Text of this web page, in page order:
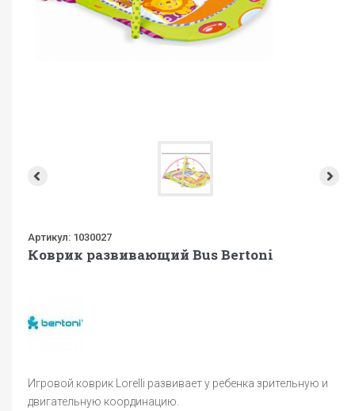
Артикул: 1030027
Коврик развивающий Bus Bertoni
Игровой коврик Lorelli развивает у ребенка зрительную и
двигательную координацию.